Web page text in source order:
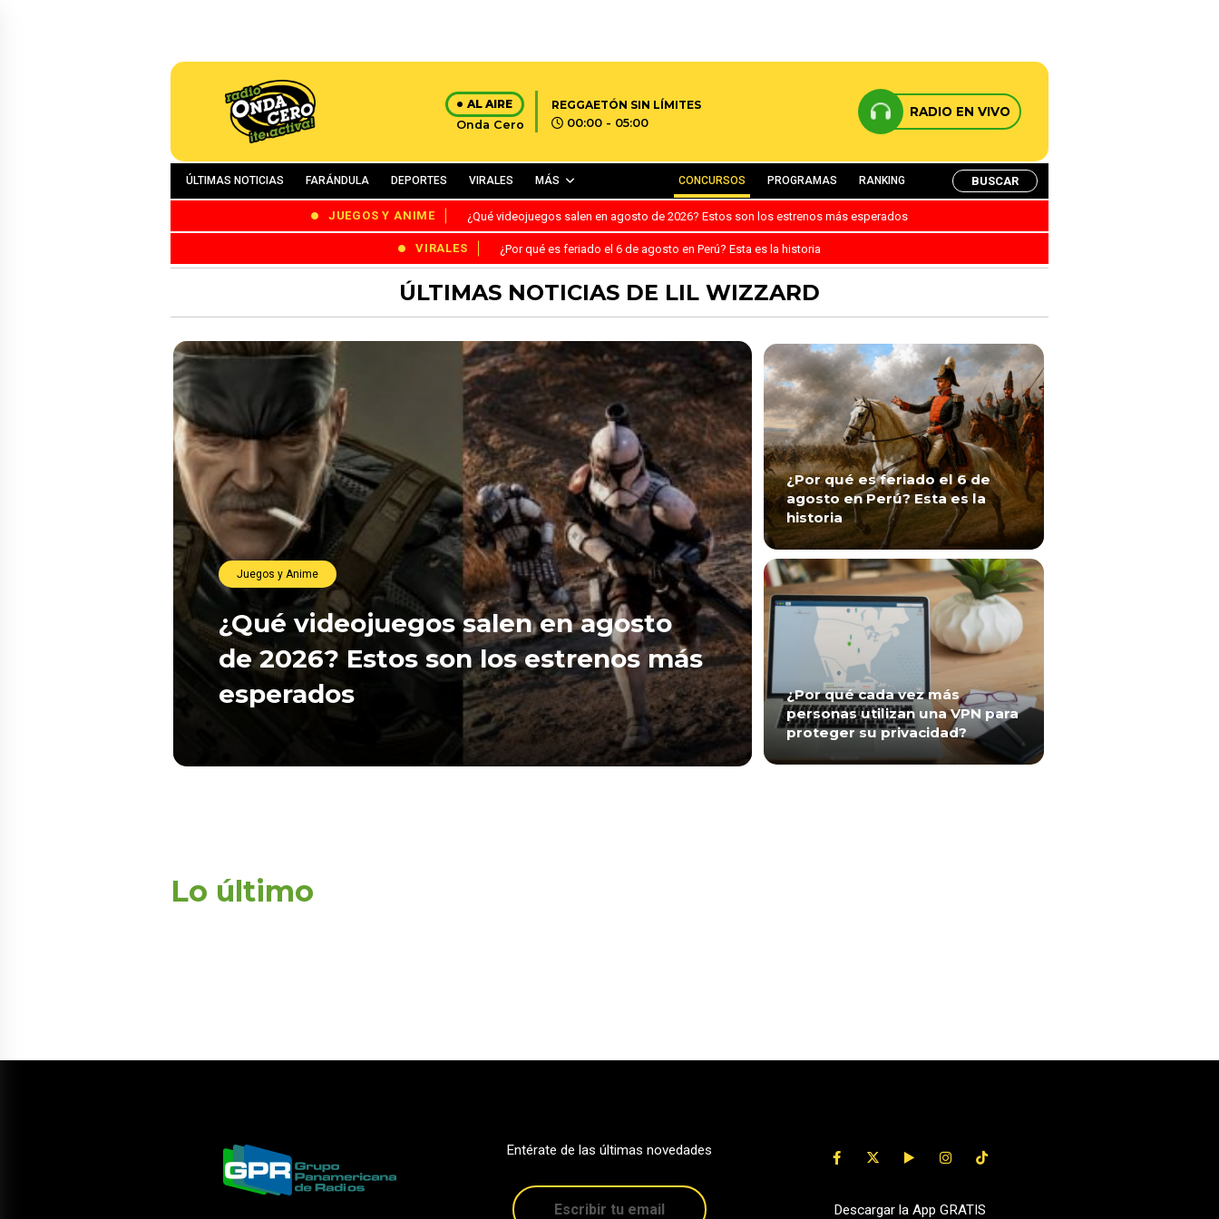
AL AIRE
Onda Cero
REGGAETÓN SIN LÍMITES
00:00 - 05:00
RADIO EN VIVO
ÚLTIMAS NOTICIAS FARÁNDULA DEPORTES VIRALES MÁS CONCURSOS PROGRAMAS RANKING BUSCAR
JUEGOS Y ANIME ¿Qué videojuegos salen en agosto de 2026? Estos son los estrenos más esperados
VIRALES ¿Por qué es feriado el 6 de agosto en Perú? Esta es la historia
ÚLTIMAS NOTICIAS DE LIL WIZZARD
Juegos y Anime
¿Qué videojuegos salen en agosto
de 2026? Estos son los estrenos más
esperados
¿Por qué es feriado el 6 de
agosto en Perú? Esta es la
historia
¿Por qué cada vez más
personas utilizan una VPN para
proteger su privacidad?
Lo último
Entérate de las últimas novedades
Descargar la App GRATIS